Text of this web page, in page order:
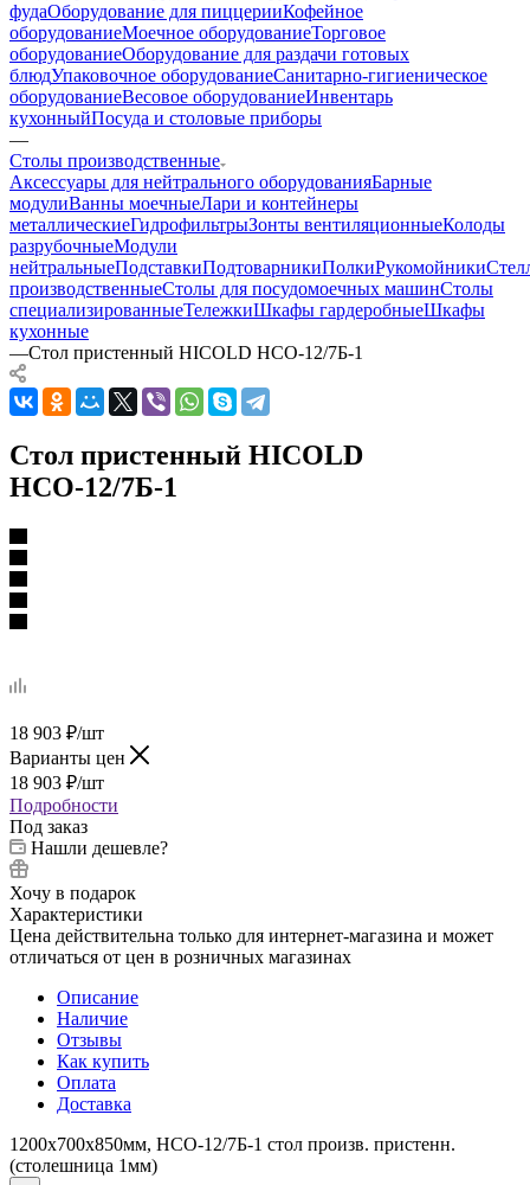
фудаОборудование для пиццерииКофейное
оборудованиеМоечное оборудованиеТорговое
оборудованиеОборудование для раздачи готовых
блюдУпаковочное оборудованиеСанитарно-гигиеническое
оборудованиеВесовое оборудованиеИнвентарь
кухонныйПосуда и столовые приборы
—
Столы производственные
Аксессуары для нейтрального оборудованияБарные
модулиВанны моечныеЛари и контейнеры
металлическиеГидрофильтрыЗонты вентиляционныеКолоды
разрубочныеМодули
нейтральныеПодставкиПодтоварникиПолкиРукомойники
производственныеСтолы для посудомоечных машинСтолы
специализированныеТележкиШкафы гардеробныеШкафы
кухонные
—Стол пристенный HICOLD НСО-12/7Б-1
Стол пристенный HICOLD
НСО-12/7Б-1
18 903 ₽/шт
Варианты цен
18 903 ₽/шт
Подробности
Под заказ
Нашли дешевле?
Хочу в подарок
Характеристики
Цена действительна только для интернет-магазина и может
отличаться от цен в розничных магазинах
Описание
Наличие
Отзывы
Как купить
Оплата
Доставка
1200х700х850мм, НСО-12/7Б-1 стол произв. пристенн.
(столешница 1мм)